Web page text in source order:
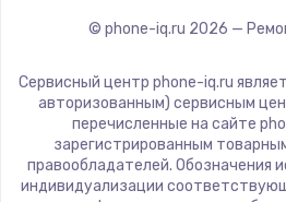
3000
Замена
1590
Google
Vertu
© phone-iq.ru 2026 —
Сервисный центр phone-iq.ru
авторизованным) сервисным
перечисленные на сайте
зарегистрированным
правообладателей. Обозначения
индивидуализации